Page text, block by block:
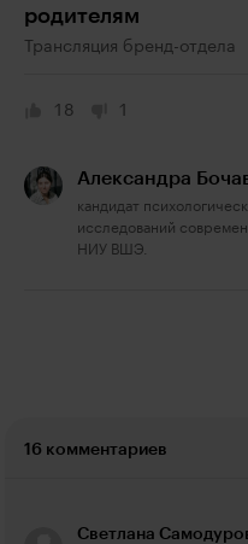
родителям
Трансляция бренд-отдела
18 1
Александра
кандидат
исследований
НИУ ВШЭ.
16 комментариев
Светлана